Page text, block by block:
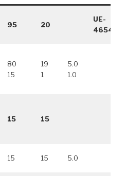
95 20
UE-
4654
80
15
19
1
5.0
1.0
15 15
15 15 5.0